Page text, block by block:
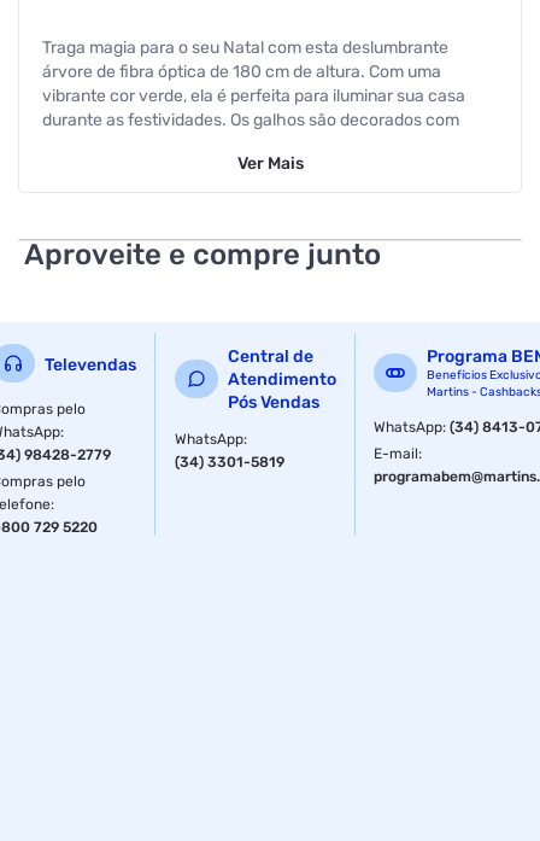
Traga magia para o seu Natal com esta deslumbrante
árvore de fibra óptica de 180 cm de altura. Com uma
vibrante cor verde, ela é perfeita para iluminar sua casa
durante as festividades. Os galhos são decorados com
acolhedor e encantador. Uma estrela brilhante no topo
Ver Mais
Aproveite e compre junto
Televendas
pelo
:
98428-2779
pelo
:
729 5220
Central de
Atendimento
Pós Vendas
WhatsApp:
(34) 3301-5819
Programa
Benefícios
Martins -
WhatsApp:(34) 8413-
E-mail: